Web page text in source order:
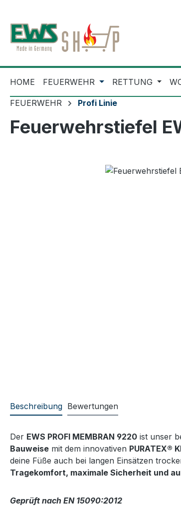
HOME FEUERWEHR RETTUNG
FEUERWEHR Profi Linie
Feuerwehrstiefel
Beschreibung Bewertungen
Der EWS PROFI MEMBRAN 9220 ist unser
Bauweise mit dem innovativen PURATEX®
deine Füße auch bei langen Einsätzen
Tragekomfort, maximale Sicherheit und
Geprüft nach EN 15090:2012